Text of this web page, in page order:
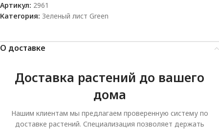
Артикул: 2961
Категория: Зеленый лист Green
О доставке
Доставка растений до вашего
дома
Нашим клиентам мы предлагаем проверенную систему по
доставке растений. Специализация позволяет держать